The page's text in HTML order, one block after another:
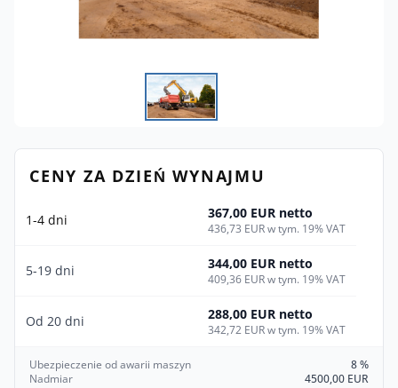
CENY ZA DZIEŃ WYNAJMU
1-4 dni 367,00 EUR netto
436,73 EUR w tym. 19% VAT
5-19 dni 344,00 EUR netto
409,36 EUR w tym. 19% VAT
Od 20 dni 288,00 EUR netto
342,72 EUR w tym. 19% VAT
Ubezpieczenie od awarii maszyn
8 %
Nadmiar
4500,00 EUR